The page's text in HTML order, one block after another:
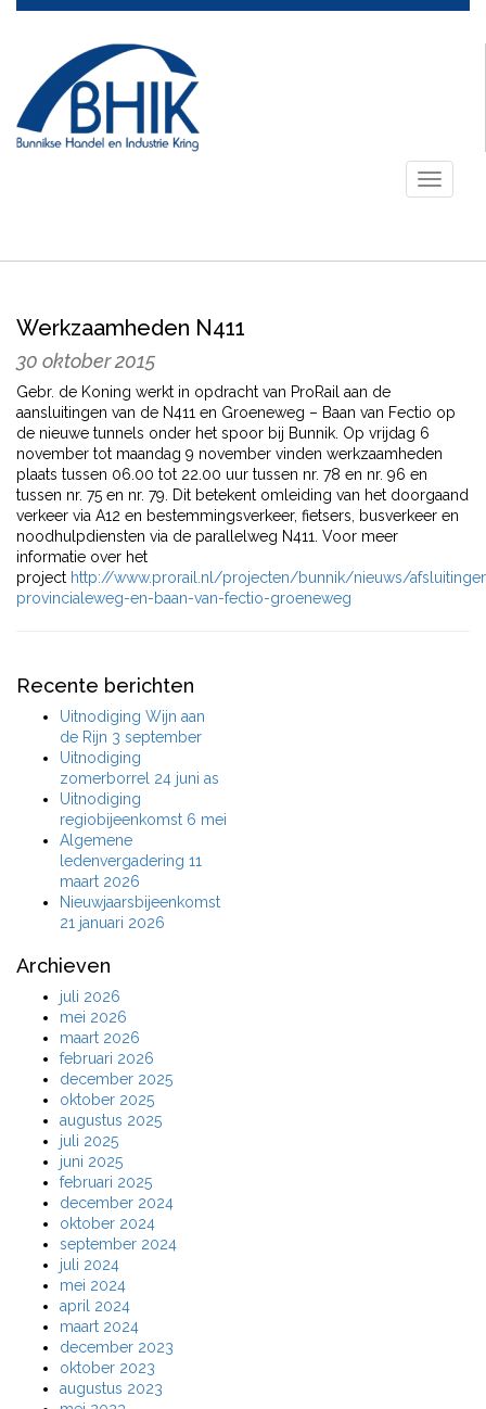
Toggle
Werkzaamheden N411
30 oktober 2015
Gebr. de Koning werkt in opdracht van ProRail aan de
aansluitingen van de N411 en Groeneweg – Baan van Fectio op
de nieuwe tunnels onder het spoor bij Bunnik. Op vrijdag 6
november tot maandag 9 november vinden werkzaamheden
plaats tussen 06.00 tot 22.00 uur tussen nr. 78 en nr. 96 en
tussen nr. 75 en nr. 79. Dit betekent omleiding van het doorgaand
verkeer via A12 en bestemmingsverkeer, fietsers, busverkeer en
noodhulpdiensten via de parallelweg N411. Voor meer
informatie over het
project http://www.prorail.nl/projecten/bunnik/nieuws/
provincialeweg-en-baan-van-fectio-groeneweg
Recente berichten
Uitnodiging Wijn aan
de Rijn 3 september
Uitnodiging
zomerborrel 24 juni as
Uitnodiging
regiobijeenkomst 6 mei
Algemene
ledenvergadering 11
maart 2026
Nieuwjaarsbijeenkomst
21 januari 2026
Archieven
juli 2026
mei 2026
maart 2026
februari 2026
december 2025
oktober 2025
augustus 2025
juli 2025
juni 2025
februari 2025
december 2024
oktober 2024
september 2024
juli 2024
mei 2024
april 2024
maart 2024
december 2023
oktober 2023
augustus 2023